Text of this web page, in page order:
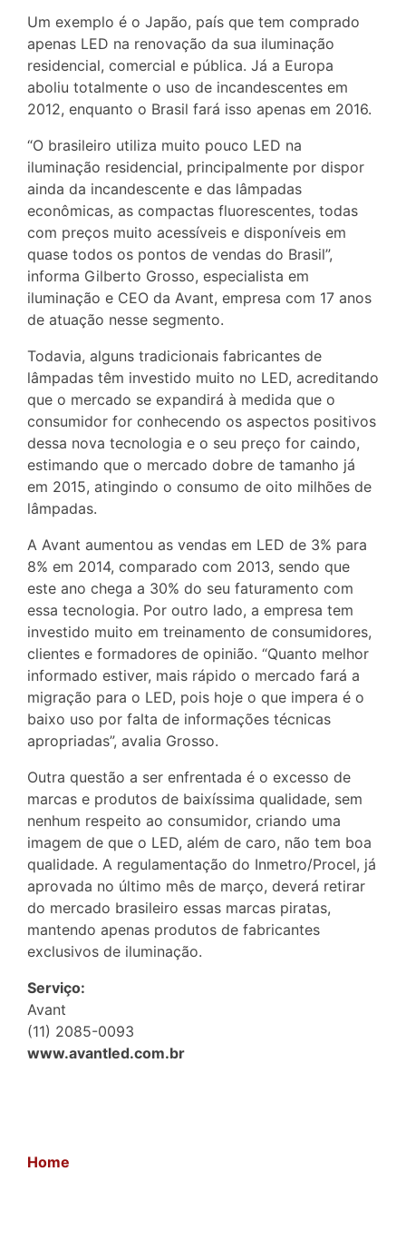
Um exemplo é o Japão, país que tem comprado
apenas LED na renovação da sua iluminação
residencial, comercial e pública. Já a Europa
aboliu totalmente o uso de incandescentes em
2012, enquanto o Brasil fará isso apenas em 2016.
“O brasileiro utiliza muito pouco LED na
iluminação residencial, principalmente por dispor
ainda da incandescente e das lâmpadas
econômicas, as compactas fluorescentes, todas
com preços muito acessíveis e disponíveis em
quase todos os pontos de vendas do Brasil”,
informa Gilberto Grosso, especialista em
iluminação e CEO da Avant, empresa com 17 anos
de atuação nesse segmento.
Todavia, alguns tradicionais fabricantes de
lâmpadas têm investido muito no LED, acreditando
que o mercado se expandirá à medida que o
consumidor for conhecendo os aspectos positivos
dessa nova tecnologia e o seu preço for caindo,
estimando que o mercado dobre de tamanho já
em 2015, atingindo o consumo de oito milhões de
lâmpadas.
A Avant aumentou as vendas em LED de 3% para
8% em 2014, comparado com 2013, sendo que
este ano chega a 30% do seu faturamento com
essa tecnologia. Por outro lado, a empresa tem
investido muito em treinamento de consumidores,
clientes e formadores de opinião. “Quanto melhor
informado estiver, mais rápido o mercado fará a
migração para o LED, pois hoje o que impera é o
baixo uso por falta de informações técnicas
apropriadas”, avalia Grosso.
Outra questão a ser enfrentada é o excesso de
marcas e produtos de baixíssima qualidade, sem
nenhum respeito ao consumidor, criando uma
imagem de que o LED, além de caro, não tem boa
qualidade. A regulamentação do Inmetro/Procel, já
aprovada no último mês de março, deverá retirar
do mercado brasileiro essas marcas piratas,
mantendo apenas produtos de fabricantes
exclusivos de iluminação.
Serviço:
Avant
(11) 2085-0093
www.avantled.com.br
Home